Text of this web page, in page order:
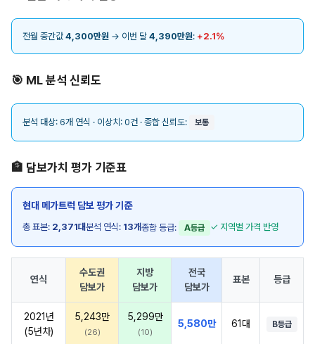
전월 중간값 4,300만원 → 이번 달 4,390만원: +2.1%
🎯 ML 분석 신뢰도
분석 대상: 6개 연식 · 이상치: 0건 · 종합 신뢰도: 보통
🏦 담보가치 평가 기준표
현대 메가트럭 담보 평가 기준
총 표본: 2,371대분석 연식: 13개종합 등급: A등급 ✓ 지역별 가격 반영
연식
수도권
담보가
지방
담보가
전국
담보가
표본 등급
2021년
(5년차)
5,243만
(26)
5,299만
(10)
5,580만 61대 B등급